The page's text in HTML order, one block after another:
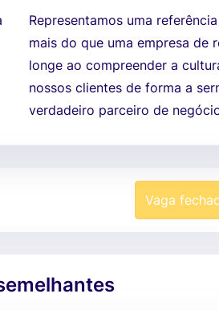
Representamos uma
mais do que uma empresa de
longe ao compreender a
nossos clientes de forma a
verdadeiro parceiro de
Vaga